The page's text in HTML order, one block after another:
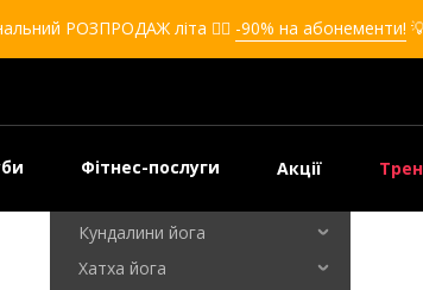
РОЗПРОДАЖ літа ❤️‍🔥 -90% на абонементи!
Фітнес-послуги
Кікбоксинг для дівчат
Кікбоксинг для дітей
Самооборона для дівчат
Самооборона для дітей
Кундалини йога
Хатха йога
Акції